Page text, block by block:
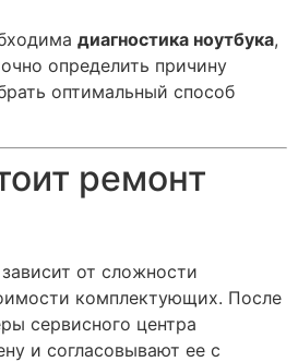
диагностика ноутбука,
определить причину
оптимальный способ
ремонт
от сложности
комплектующих. После
сервисного центра
и согласовывают ее с